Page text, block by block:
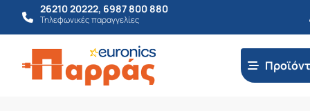
26210 20222, 6987 800 880
Τηλεφωνικές παραγγελίες